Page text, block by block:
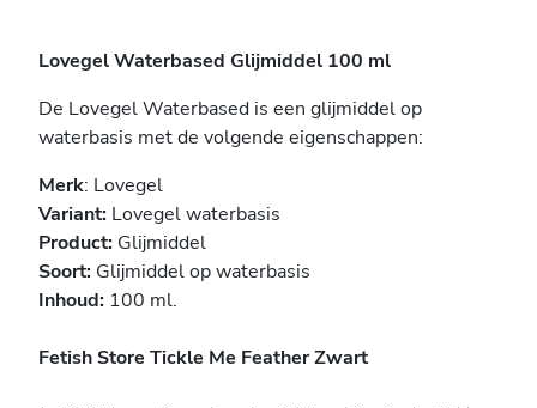
Lovegel Waterbased Glijmiddel 100 ml
De Lovegel Waterbased is een glijmiddel op
waterbasis met de volgende eigenschappen:
Merk: Lovegel
Variant: Lovegel waterbasis
Product: Glijmiddel
Soort: Glijmiddel op waterbasis
Inhoud: 100 ml.
Fetish Store Tickle Me Feather Zwart